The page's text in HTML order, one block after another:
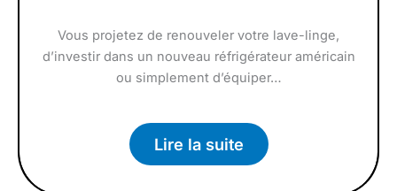
Vous projetez de renouveler votre lave-linge,
d’investir dans un nouveau réfrigérateur américain
ou simplement d’équiper…
Lire la suite